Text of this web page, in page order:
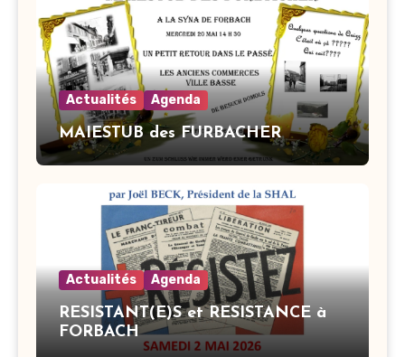
Actualités Agenda
MAIESTUB des FURBACHER
Actualités Agenda
RESISTANT(E)S et RESISTANCE à
FORBACH